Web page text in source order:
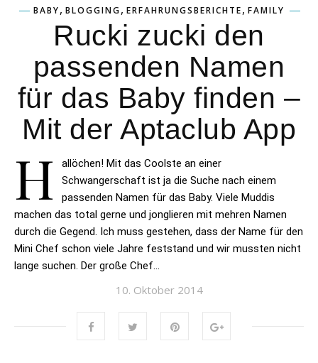
BABY, BLOGGING, ERFAHRUNGSBERICHTE, FAMILY
Rucki zucki den
passenden Namen
für das Baby finden –
Mit der Aptaclub App
H
allöchen! Mit das Coolste an einer
Schwangerschaft ist ja die Suche nach einem
passenden Namen für das Baby. Viele Muddis
machen das total gerne und jonglieren mit mehren Namen
durch die Gegend. Ich muss gestehen, dass der Name für den
Mini Chef schon viele Jahre feststand und wir mussten nicht
lange suchen. Der große Chef…
10. Oktober 2014